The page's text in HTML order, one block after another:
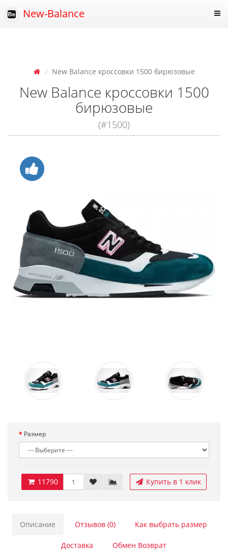
New-Balance
New Balance кроссовки 1500 бирюзовые
New Balance кроссовки 1500
бирюзовые
(#1500)
Размер
11790 Купить в 1 клик
Описание Отзывов (0) Как выбрать размер
Доставка Обмен Возврат